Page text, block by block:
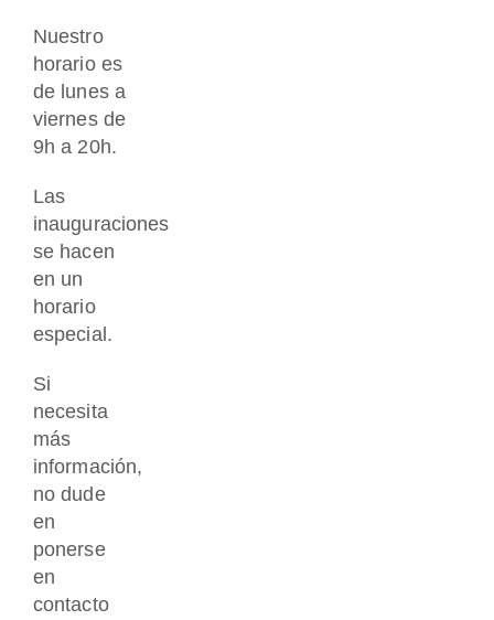
Nuestro
horario es
de lunes a
viernes de
9h a 20h.
Las
inauguraciones
se hacen
en un
horario
especial.
Si
necesita
más
información,
no dude
en
ponerse
en
contacto